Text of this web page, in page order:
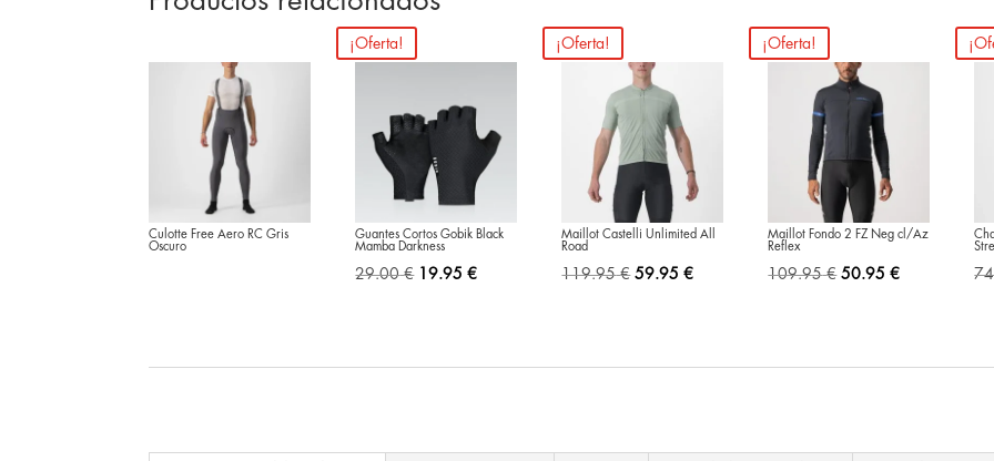
Culotte Free Aero RC Gris
Oscuro
¡Oferta!
Guantes Cortos Gobik Black
Mamba Darkness
29.00 € El
19.95 €El
¡Oferta!
Maillot Castelli Unlimited All
Road
119.95 € El
59.95 €El
¡Oferta!
Maillot Fondo 2 FZ Neg cl/Az
Reflex
109.95 € El
50.95 €El